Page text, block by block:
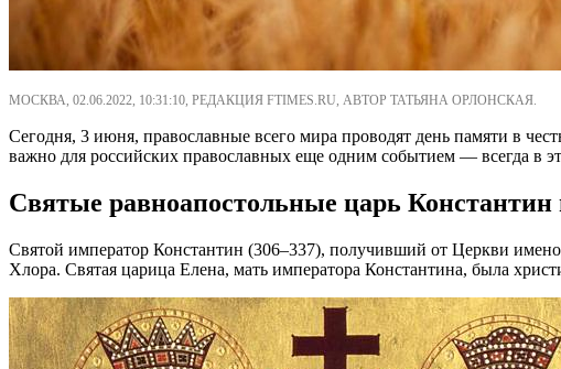
МОСКВА, 02.06.2022, 10:31:10, РЕДАКЦИЯ FTIMES.RU, АВТОР ТАТЬЯНА ОРЛОНСКАЯ.
Сегодня, 3 июня, православные всего мира проводят день памяти в
важно для российских православных еще одним событием — всегда в
Святые равноапостольные царь Константин
Святой император Константин (306–337), получивший от Церкви
Хлора. Святая царица Елена, мать императора Константина, была